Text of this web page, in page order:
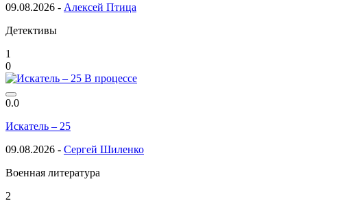
09.08.2026 - Алексей Птица
Детективы
1
0
В процессе
0.0
Искатель – 25
09.08.2026 - Сергей Шиленко
Военная литература
2